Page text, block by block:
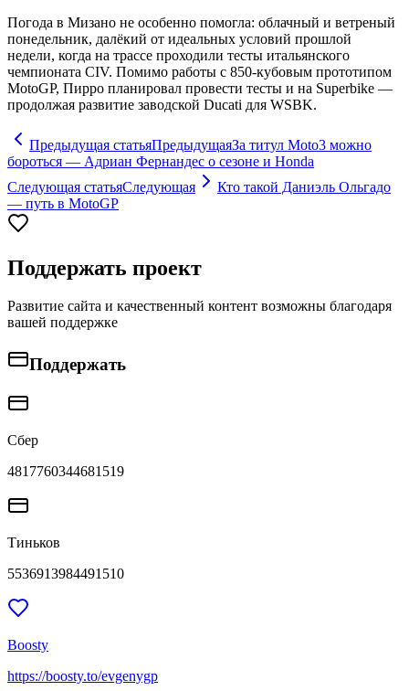
Погода в Мизано не особенно помогла: облачный и ветреный
понедельник, далёкий от идеальных условий прошлой
недели, когда на трассе проходили тесты итальянского
чемпионата CIV. Помимо работы с 850-кубовым прототипом
MotoGP, Пирро планировал провести тесты и на Superbike —
продолжая развитие заводской Ducati для WSBK.
Предыдущая статьяПредыдущаяЗа титул Moto3 можно
бороться — Адриан Фернандес о сезоне и Honda
Следующая статьяСледующая
Кто такой Даниэль Ольгадо
— путь в MotoGP
Поддержать проект
Развитие сайта и качественный контент возможны благодаря
вашей поддержке
Поддержать
Сбер
4817760344681519
Тиньков
5536913984491510
Boosty
https://boosty.to/evgenygp